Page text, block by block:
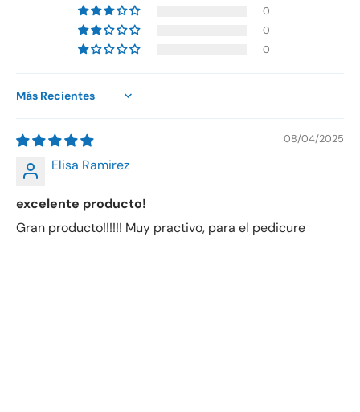
0
0
0
Sort by
08/04/2025
Elisa Ramirez
excelente producto!
Gran producto!!!!!! Muy practivo, para el pedicure